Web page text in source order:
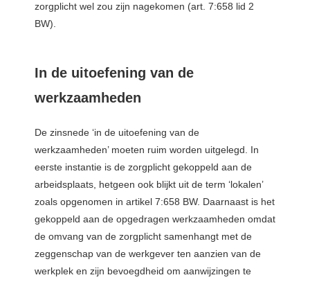
zorgplicht wel zou zijn nagekomen (art. 7:658 lid 2
BW).
In de uitoefening van de
werkzaamheden
De zinsnede ‘in de uitoefening van de
werkzaamheden’ moeten ruim worden uitgelegd. In
eerste instantie is de zorgplicht gekoppeld aan de
arbeidsplaats, hetgeen ook blijkt uit de term ‘lokalen’
zoals opgenomen in artikel 7:658 BW. Daarnaast is het
gekoppeld aan de opgedragen werkzaamheden omdat
de omvang van de zorgplicht samenhangt met de
zeggenschap van de werkgever ten aanzien van de
werkplek en zijn bevoegdheid om aanwijzingen te